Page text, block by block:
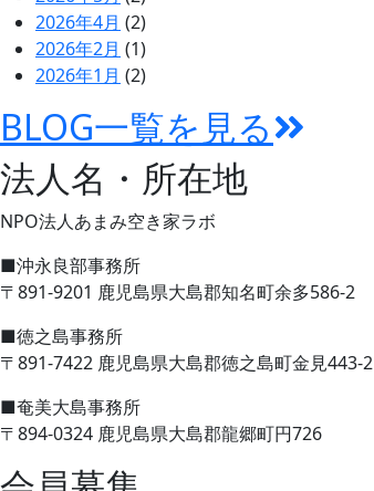
2026年4月 (2)
2026年2月 (1)
2026年1月 (2)
BLOG一覧を見る
法人名・所在地
NPO法人あまみ空き家ラボ
■沖永良部事務所
〒891-9201 鹿児島県大島郡知名町余多586-2
■徳之島事務所
〒891-7422 鹿児島県大島郡徳之島町金見443-2
■奄美大島事務所
〒894-0324 鹿児島県大島郡龍郷町円726